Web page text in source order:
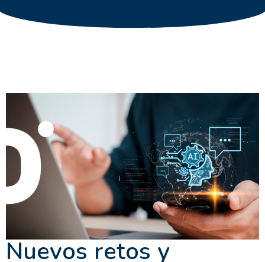
Nuevos retos y